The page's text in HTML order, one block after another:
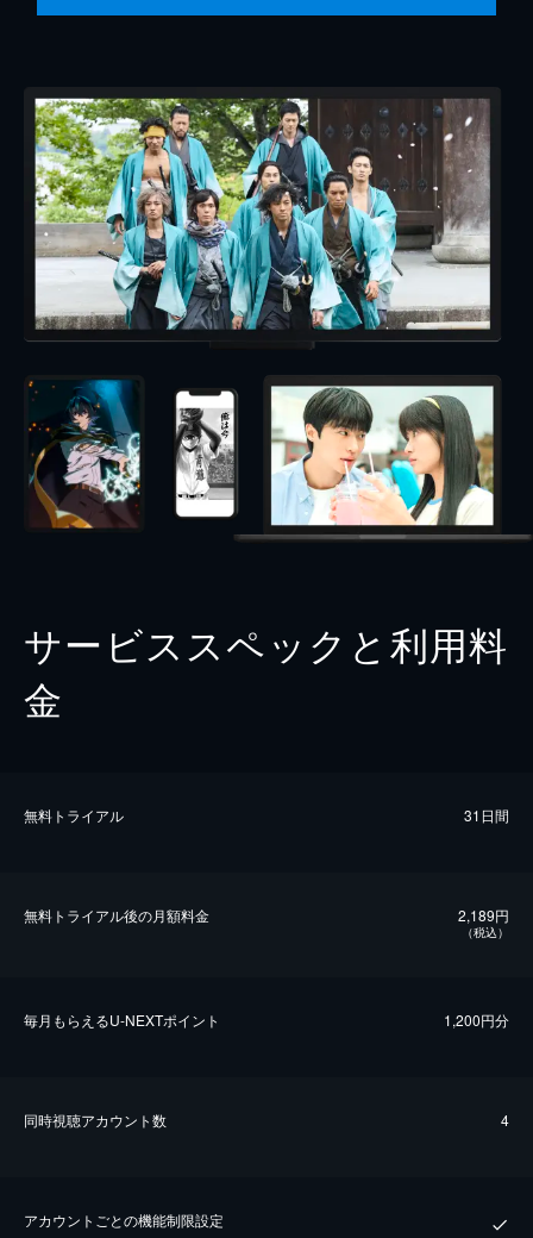
サービススペックと利用料
金
無料トライアル 31日間
無料トライアル後の⽉額料金 2,189円
（税込）
毎⽉もらえるU-NEXTポイント 1,200円分
同時視聴アカウント数 4
アカウントごとの機能制限設定